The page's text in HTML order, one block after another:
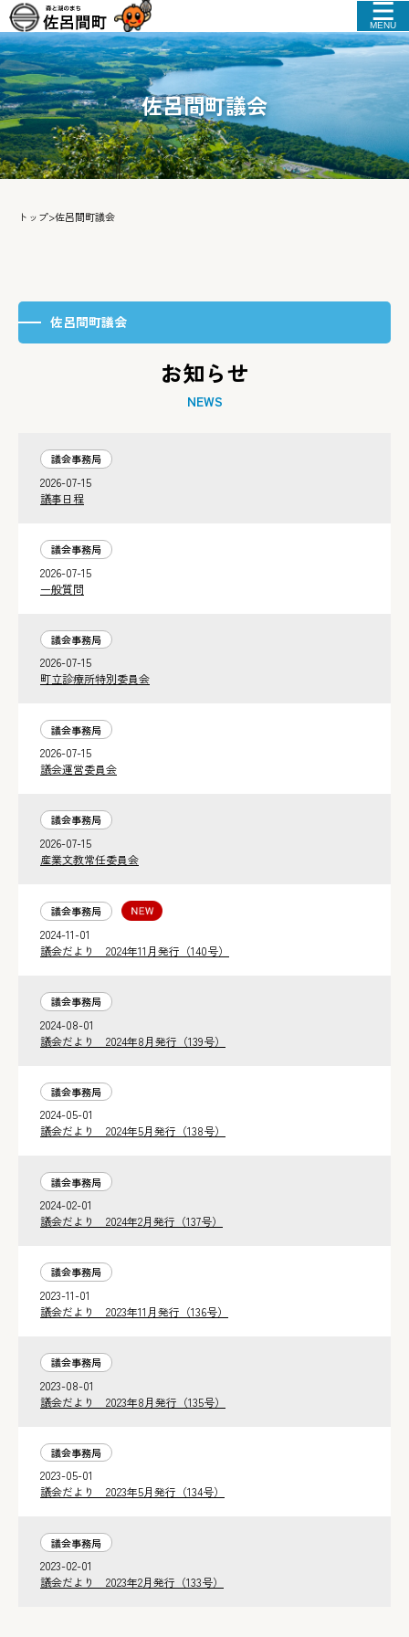
MENU
佐呂間町議会
トップ>佐呂間町議会
佐呂間町議会
お知らせ
NEWS
議会事務局
2026-07-15
議事日程
議会事務局
2026-07-15
一般質問
議会事務局
2026-07-15
町立診療所特別委員会
議会事務局
2026-07-15
議会運営委員会
議会事務局
2026-07-15
産業文教常任委員会
議会事務局
2024-11-01
議会だより 2024年11月発行（140号）
議会事務局
2024-08-01
議会だより 2024年8月発行（139号）
議会事務局
2024-05-01
議会だより 2024年5月発行（138号）
議会事務局
2024-02-01
議会だより 2024年2月発行（137号）
議会事務局
2023-11-01
議会だより 2023年11月発行（136号）
議会事務局
2023-08-01
議会だより 2023年8月発行（135号）
議会事務局
2023-05-01
議会だより 2023年5月発行（134号）
議会事務局
2023-02-01
議会だより 2023年2月発行（133号）